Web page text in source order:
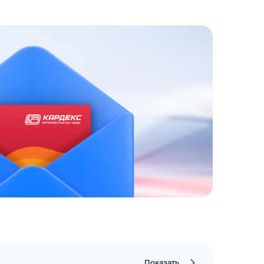
ЗАКАЗАТЬ
ЗВОНОК
до 18:00 по МСК